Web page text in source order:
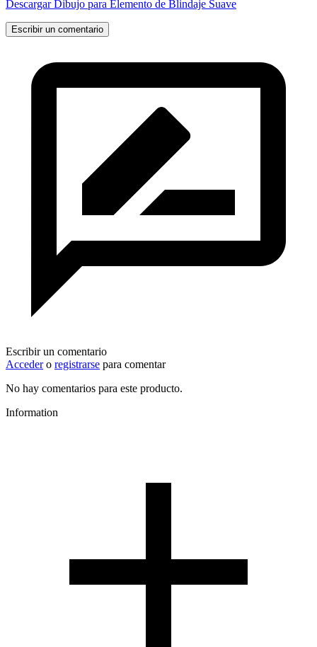
Descargar Dibujo para Elemento de Blindaje Suave
Escribir un comentario
Escribir un comentario
Accedero registrarse para comentar
No hay comentarios para este producto.
Information